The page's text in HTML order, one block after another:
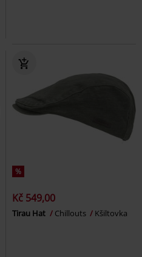
%
Kč 549,00
Tirau Hat Chillouts Kšiltovka